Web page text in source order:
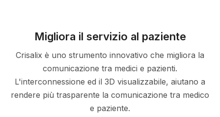
Migliora il servizio al paziente
Crisalix è uno strumento innovativo che migliora la
comunicazione tra medici e pazienti.
L'interconnessione ed il 3D visualizzabile, aiutano a
rendere più trasparente la comunicazione tra medico
e paziente.